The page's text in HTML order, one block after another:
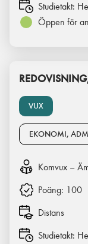
Studietakt:
Öppen för
VUX
EKONOMI,
Komvux –
Poäng: 100
Distans
Studietakt: